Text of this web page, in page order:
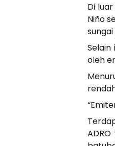
Di
Niño
oleh